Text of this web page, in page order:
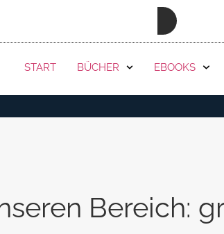
START BÜCHER EBOOKS
Bereich: